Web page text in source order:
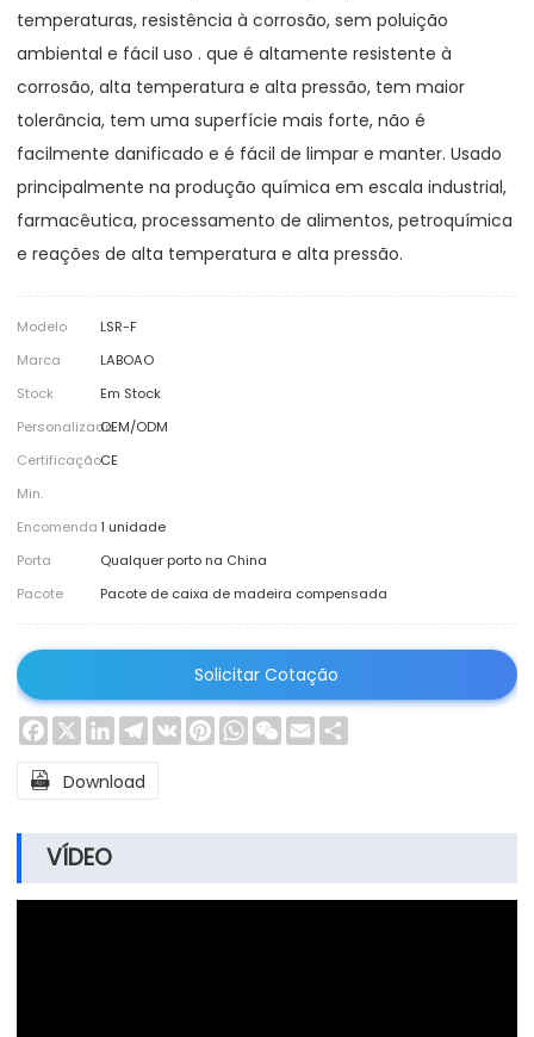
temperaturas, resistência à corrosão, sem poluição
ambiental e fácil uso . que é altamente resistente à
corrosão, alta temperatura e alta pressão, tem maior
tolerância, tem uma superfície mais forte, não é
facilmente danificado e é fácil de limpar e manter. Usado
principalmente na produção química em escala industrial,
farmacêutica, processamento de alimentos, petroquímica
e reações de alta temperatura e alta pressão.
Modelo
LSR-F
Marca
LABOAO
Stock
Em Stock
PersonalizadoOEM/ODM
CertificaçãoCE
Min.
Encomenda1 unidade
Porta
Qualquer porto na China
Pacote
Pacote de caixa de madeira compensada
Solicitar Cotação
Facebook
X LinkedInTelegram
VK PinterestWhatsApp
WeChat
Email
 Download
VÍDEO